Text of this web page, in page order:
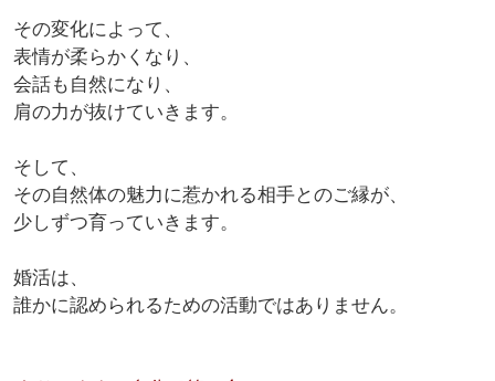
その変化によって、
表情が柔らかくなり、
会話も自然になり、
肩の力が抜けていきます。
そして、
その自然体の魅力に惹かれる相手とのご縁が、
少しずつ育っていきます。
婚活は、
誰かに認められるための活動ではありません。